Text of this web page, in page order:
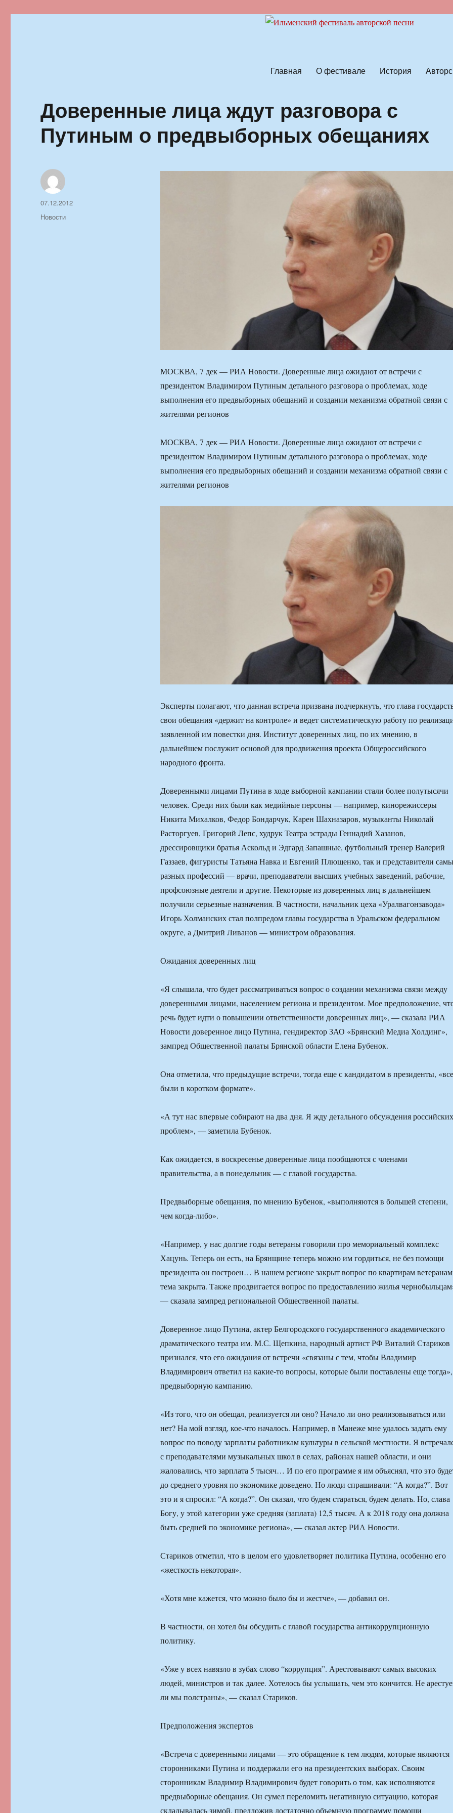
Главная О фестивале История
Доверенные лица ждут разговора с
Путиным о предвыборных обещаниях
МОСКВА, 7 дек — РИА Новости. Доверенные лица ожидают от встречи с
президентом Владимиром Путиным детального разговора о проблемах, ходе
выполнения его предвыборных обещаний и создании механизма обратной связи с
жителями регионов
МОСКВА, 7 дек — РИА Новости. Доверенные лица ожидают от встречи с
президентом Владимиром Путиным детального разговора о проблемах, ходе
выполнения его предвыборных обещаний и создании механизма обратной связи с
жителями регионов
Эксперты полагают, что данная встреча призвана подчеркнуть, что глава
свои обещания «держит на контроле» и ведет систематическую работу по
заявленной им повестки дня. Институт доверенных лиц, по их мнению, в
дальнейшем послужит основой для продвижения проекта Общероссийского
народного фронта.
Доверенными лицами Путина в ходе выборной кампании стали более полутысячи
человек. Среди них были как медийные персоны — например, кинорежиссеры
Никита Михалков, Федор Бондарчук, Карен Шахназаров, музыканты Николай
Расторгуев, Григорий Лепс, худрук Театра эстрады Геннадий Хазанов,
дрессировщики братья Аскольд и Эдгард Запашные, футбольный тренер Валерий
Газзаев, фигуристы Татьяна Навка и Евгений Плющенко, так и представители
разных профессий — врачи, преподаватели высших учебных заведений, рабочие,
профсоюзные деятели и другие. Некоторые из доверенных лиц в дальнейшем
получили серьезные назначения. В частности, начальник цеха «Уралвагонзавода»
Игорь Холманских стал полпредом главы государства в Уральском федеральном
округе, а Дмитрий Ливанов — министром образования.
Ожидания доверенных лиц
«Я слышала, что будет рассматриваться вопрос о создании механизма связи между
доверенными лицами, населением региона и президентом. Мое предположение,
речь будет идти о повышении ответственности доверенных лиц», — сказала РИА
Новости доверенное лицо Путина, гендиректор ЗАО «Брянский Медиа Холдинг»,
зампред Общественной палаты Брянской области Елена Бубенок.
Она отметила, что предыдущие встречи, тогда еще с кандидатом в президенты, «все
были в коротком формате».
«А тут нас впервые собирают на два дня. Я жду детального обсуждения российских
проблем», — заметила Бубенок.
Как ожидается, в воскресенье доверенные лица пообщаются с членами
правительства, а в понедельник — с главой государства.
Предвыборные обещания, по мнению Бубенок, «выполняются в большей степени,
чем когда-либо».
«Например, у нас долгие годы ветераны говорили про мемориальный комплекс
Хацунь. Теперь он есть, на Брянщине теперь можно им гордиться, не без помощи
президента он построен… В нашем регионе закрыт вопрос по квартирам
тема закрыта. Также продвигается вопрос по предоставлению жилья
— сказала зампред региональной Общественной палаты.
Доверенное лицо Путина, актер Белгородского государственного академического
драматического театра им. М.С. Щепкина, народный артист РФ Виталий Стариков
признался, что его ожидания от встречи «связаны с тем, чтобы Владимир
Владимирович ответил на какие-то вопросы, которые были поставлены еще
предвыборную кампанию.
«Из того, что он обещал, реализуется ли оно? Начало ли оно реализовываться или
нет? На мой взгляд, кое-что началось. Например, в Манеже мне удалось задать ему
вопрос по поводу зарплаты работникам культуры в сельской местности. Я
с преподавателями музыкальных школ в селах, районах нашей области, и они
жаловались, что зарплата 5 тысяч… И по его программе я им объяснял, что это
до среднего уровня по экономике доведено. Но люди спрашивали: “А когда?”. Вот
это и я спросил: “А когда?”. Он сказал, что будем стараться, будем делать. Но, слава
Богу, у этой категории уже средняя (заплата) 12,5 тысяч. А к 2018 году она должна
быть средней по экономике региона», — сказал актер РИА Новости.
Стариков отметил, что в целом его удовлетворяет политика Путина, особенно его
«жесткость некоторая».
«Хотя мне кажется, что можно было бы и жестче», — добавил он.
В частности, он хотел бы обсудить с главой государства антикоррупционную
политику.
«Уже у всех навязло в зубах слово “коррупция”. Арестовывают самых высоких
людей, министров и так далее. Хотелось бы услышать, чем это кончится. Не
ли мы полстраны», — сказал Стариков.
Предположения экспертов
«Встреча с доверенными лицами — это обращение к тем людям, которые являются
сторонниками Путина и поддержали его на президентских выборах. Своим
сторонникам Владимир Владимирович будет говорить о том, как исполняются
предвыборные обещания. Он сумел переломить негативную ситуацию, которая
складывалась зимой, предложив достаточно объемную программу помощи
Автор
Опубликовано
07.12.2012
Рубрики
Новости